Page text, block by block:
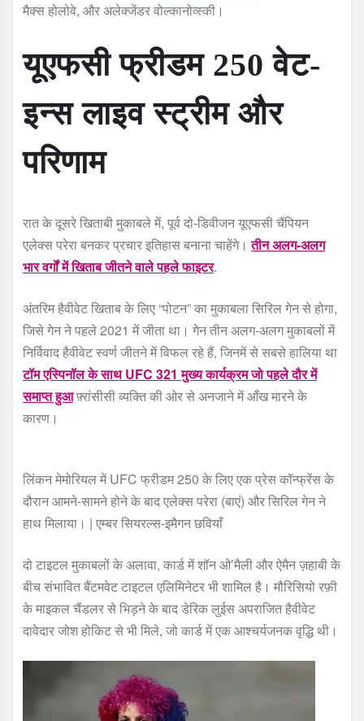
मैक्स होलोवे, और अलेक्जेंडर वोल्कानोव्स्की।
यूएफसी फ्रीडम 250 वेट-
इन्स लाइव स्ट्रीम और
परिणाम
रात के दूसरे खिताबी मुकाबले में, पूर्व दो-डिवीजन यूएफसी चैंपियन
एलेक्स परेरा बनकर प्रचार इतिहास बनाना चाहेंगे।तीन अलग-अलग
भार वर्गों में खिताब जीतने वाले पहले फाइटर.
अंतरिम हैवीवेट खिताब के लिए “पोटन” का मुकाबला सिरिल गेन से होगा,
जिसे गेन ने पहले 2021 में जीता था। गेन तीन अलग-अलग मुकाबलों में
निर्विवाद हैवीवेट स्वर्ण जीतने में विफल रहे हैं, जिनमें से सबसे हालिया था
टॉम एस्पिनॉल के साथ UFC 321 मुख्य कार्यक्रम जो पहले दौर में
समाप्त हुआफ़्रांसीसी व्यक्ति की ओर से अनजाने में आँख मारने के
कारण।
लिंकन मेमोरियल में UFC फ्रीडम 250 के लिए एक प्रेस कॉन्फ्रेंस के
दौरान आमने-सामने होने के बाद एलेक्स परेरा (बाएं) और सिरिल गेन ने
हाथ मिलाया। | एम्बर सियरल्स-इमैगन छवियाँ
दो टाइटल मुकाबलों के अलावा, कार्ड में शॉन ओ’मैली और ऐमैन ज़हाबी के
बीच संभावित बैंटमवेट टाइटल एलिमिनेटर भी शामिल है। मौरिसियो रफ़ी
के माइकल चैंडलर से भिड़ने के बाद डेरिक लुईस अपराजित हैवीवेट
दावेदार जोश होकिट से भी मिले, जो कार्ड में एक आश्चर्यजनक वृद्धि थी।